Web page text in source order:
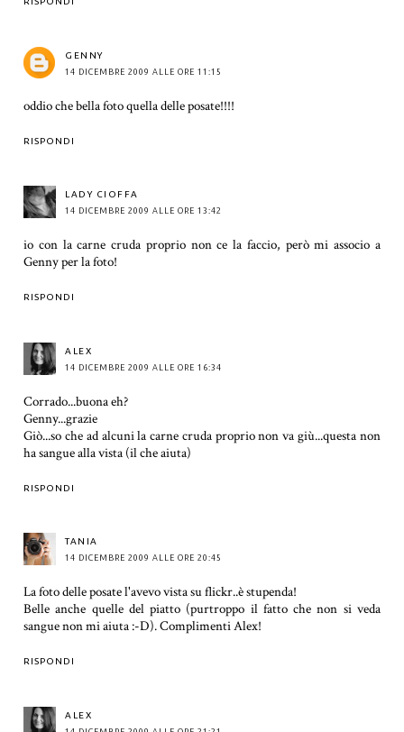
GENNY
14 DICEMBRE 2009 ALLE ORE 11:15
oddio che bella foto quella delle posate!!!!
RISPONDI
LADY CIOFFA
14 DICEMBRE 2009 ALLE ORE 13:42
io con la carne cruda proprio non ce la faccio, però mi associo a
Genny per la foto!
RISPONDI
ALEX
14 DICEMBRE 2009 ALLE ORE 16:34
Corrado...buona eh?
Genny...grazie
Giò...so che ad alcuni la carne cruda proprio non va giù...questa non
ha sangue alla vista (il che aiuta)
RISPONDI
TANIA
14 DICEMBRE 2009 ALLE ORE 20:45
La foto delle posate l'avevo vista su flickr..è stupenda!
Belle anche quelle del piatto (purtroppo il fatto che non si veda
sangue non mi aiuta :-D). Complimenti Alex!
RISPONDI
ALEX